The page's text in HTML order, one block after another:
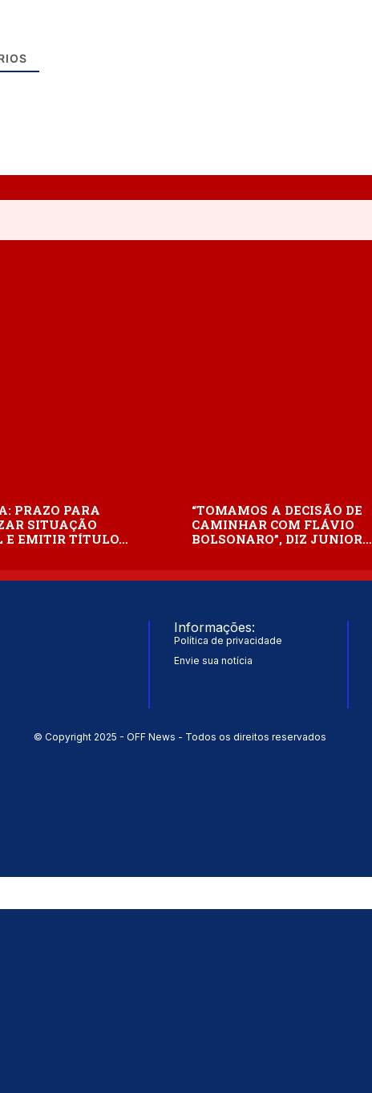
PRAZO PARA
SITUAÇÃO
E EMITIR TÍTULO…
“TOMAMOS A DECISÃO DE
CAMINHAR COM FLÁVIO
BOLSONARO”, DIZ JUNIOR…
Informações:
Política de privacidade
Envie sua notícia
© Copyright 2025 - OFF News - Todos os direitos reservados